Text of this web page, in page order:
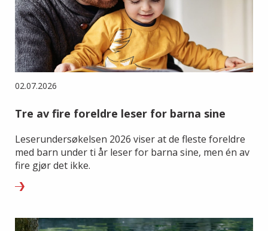
02.07.2026
Tre av fire foreldre leser for barna sine
Leserundersøkelsen 2026 viser at de fleste foreldre
med barn under ti år leser for barna sine, men én av
fire gjør det ikke.